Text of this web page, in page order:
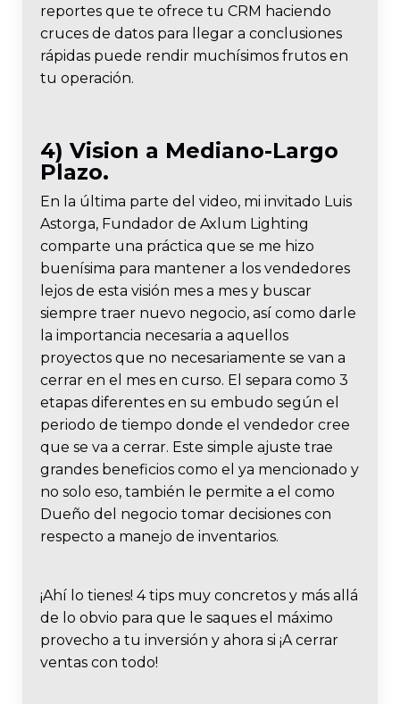
reportes que te ofrece tu CRM haciendo
cruces de datos para llegar a conclusiones
rápidas puede rendir muchísimos frutos en
tu operación.
4) Vision a Mediano-Largo
Plazo.
En la última parte del video, mi invitado Luis
Astorga, Fundador de Axlum Lighting
comparte una práctica que se me hizo
buenísima para mantener a los vendedores
lejos de esta visión mes a mes y buscar
siempre traer nuevo negocio, así como darle
la importancia necesaria a aquellos
proyectos que no necesariamente se van a
cerrar en el mes en curso. El separa como 3
etapas diferentes en su embudo según el
periodo de tiempo donde el vendedor cree
que se va a cerrar. Este simple ajuste trae
grandes beneficios como el ya mencionado y
no solo eso, también le permite a el como
Dueño del negocio tomar decisiones con
respecto a manejo de inventarios.
¡Ahí lo tienes! 4 tips muy concretos y más allá
de lo obvio para que le saques el máximo
provecho a tu inversión y ahora si ¡A cerrar
ventas con todo!